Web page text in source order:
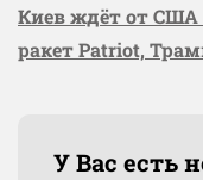
Киев ждёт от США
ракет Patriot,
У Вас есть